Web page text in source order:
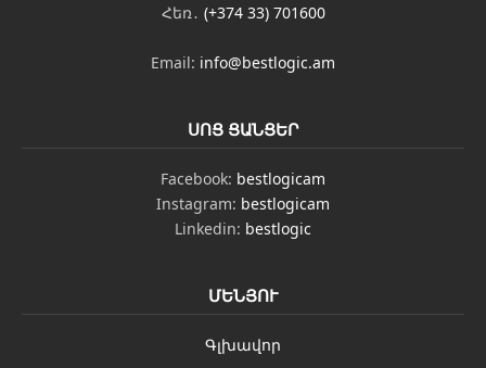
Հեռ․ (+374 33) 701600
Email: info@bestlogic.am
ՍՈՑ ՑԱՆՑԵՐ
Facebook: bestlogicam
Instagram: bestlogicam
Linkedin: bestlogic
ՄԵՆՅՈՒ
Գլխավոր